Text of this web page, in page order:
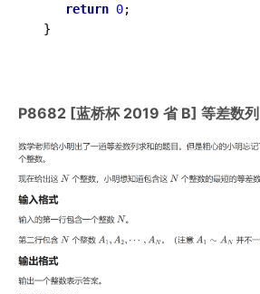
return 0;
}
P8682 [蓝桥杯 2019 省 B] 等差数列